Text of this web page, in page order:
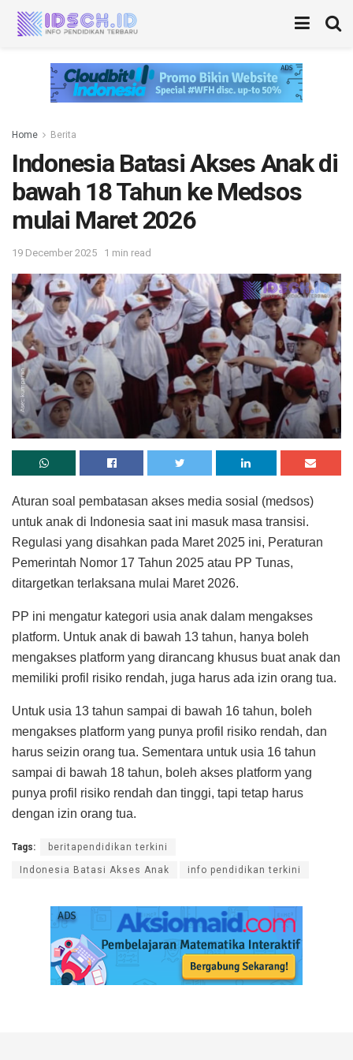
Home Berita
Indonesia Batasi Akses Anak di
bawah 18 Tahun ke Medsos
mulai Maret 2026
19 December 2025 1 min read
Aturan soal pembatasan akses media sosial (medsos)
untuk anak di Indonesia saat ini masuk masa transisi.
Regulasi yang disahkan pada Maret 2025 ini, Peraturan
Pemerintah Nomor 17 Tahun 2025 atau PP Tunas,
ditargetkan terlaksana mulai Maret 2026.
PP ini mengatur kategori usia anak dalam mengakses
platform. Untuk anak di bawah 13 tahun, hanya boleh
mengakses platform yang dirancang khusus buat anak dan
memiliki profil risiko rendah, juga harus ada izin orang tua.
Untuk usia 13 tahun sampai di bawah 16 tahun, boleh
mengakses platform yang punya profil risiko rendah, dan
harus seizin orang tua. Sementara untuk usia 16 tahun
sampai di bawah 18 tahun, boleh akses platform yang
punya profil risiko rendah dan tinggi, tapi tetap harus
dengan izin orang tua.
Tags: beritapendidikan terkini
Indonesia Batasi Akses Anak info pendidikan terkini